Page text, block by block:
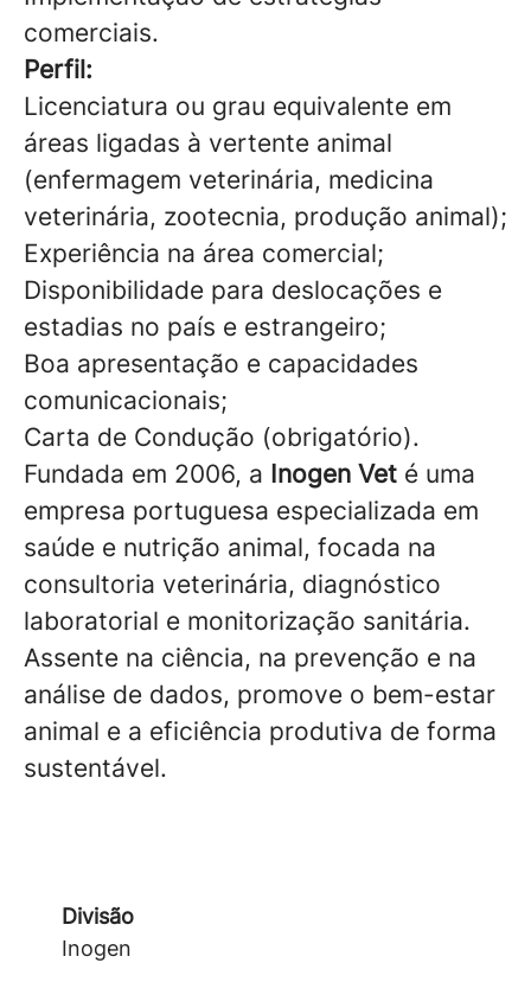
comerciais.
Perfil:
Licenciatura ou grau equivalente em
áreas ligadas à vertente animal
(enfermagem veterinária, medicina
veterinária, zootecnia, produção animal);
Experiência na área comercial;
Disponibilidade para deslocações e
estadias no país e estrangeiro;
Boa apresentação e capacidades
comunicacionais;
Carta de Condução (obrigatório).
Fundada em 2006, a Inogen Vet é uma
empresa portuguesa especializada em
saúde e nutrição animal, focada na
consultoria veterinária, diagnóstico
laboratorial e monitorização sanitária.
Assente na ciência, na prevenção e na
análise de dados, promove o bem-estar
animal e a eficiência produtiva de forma
sustentável.
Divisão
Inogen